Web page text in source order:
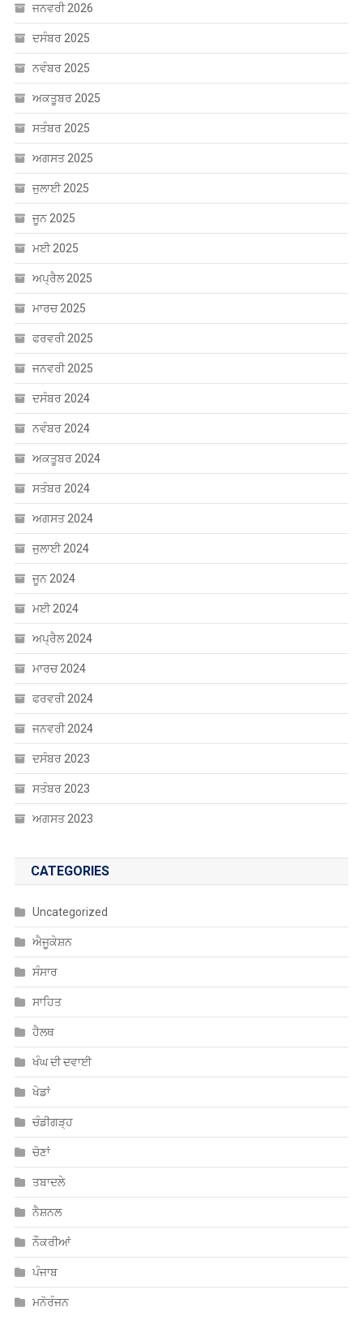
ਜਨਵਰੀ 2026
ਦਸੰਬਰ 2025
ਨਵੰਬਰ 2025
ਅਕਤੂਬਰ 2025
ਸਤੰਬਰ 2025
ਅਗਸਤ 2025
ਜੁਲਾਈ 2025
ਜੂਨ 2025
ਮਈ 2025
ਅਪ੍ਰੈਲ 2025
ਮਾਰਚ 2025
ਫਰਵਰੀ 2025
ਜਨਵਰੀ 2025
ਦਸੰਬਰ 2024
ਨਵੰਬਰ 2024
ਅਕਤੂਬਰ 2024
ਸਤੰਬਰ 2024
ਅਗਸਤ 2024
ਜੁਲਾਈ 2024
ਜੂਨ 2024
ਮਈ 2024
ਅਪ੍ਰੈਲ 2024
ਮਾਰਚ 2024
ਫਰਵਰੀ 2024
ਜਨਵਰੀ 2024
ਦਸੰਬਰ 2023
ਸਤੰਬਰ 2023
ਅਗਸਤ 2023
CATEGORIES
Uncategorized
ਐਜੂਕੇਸ਼ਨ
ਸੰਸਾਰ
ਸਾਹਿਤ
ਹੈਲਥ
ਖੰਘ ਦੀ ਦਵਾਈ
ਖੇਡਾਂ
ਚੰਡੀਗੜ੍ਹ
ਚੋਣਾਂ
ਤਬਾਦਲੇ
ਨੈਸ਼ਨਲ
ਨੌਕਰੀਆਂ
ਪੰਜਾਬ
ਮਨੋਰੰਜਨ